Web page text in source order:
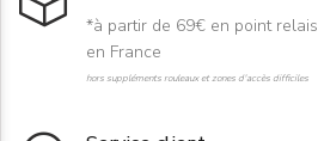
*à partir de 69€ en point relais
en France
hors suppléments rouleaux et zones d'accès difficiles